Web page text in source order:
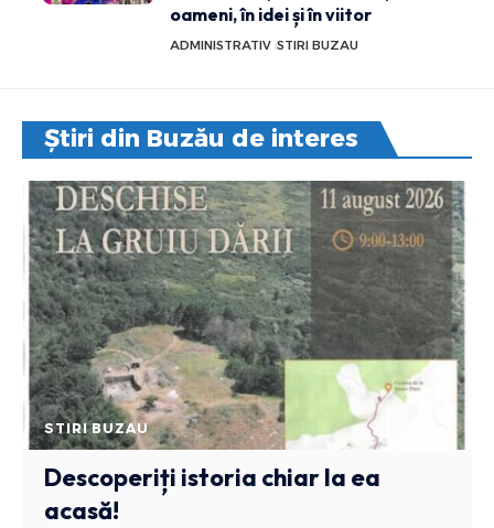
oameni, în idei și în viitor
ADMINISTRATIV STIRI BUZAU
Știri din Buzău de interes
STIRI BUZAU
Descoperiți istoria chiar la ea
acasă!